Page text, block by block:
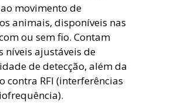
movimento de
animais, disponíveis nas
ou sem fio. Contam
níveis ajustáveis de
de detecção, além da
contra RFI (interferências